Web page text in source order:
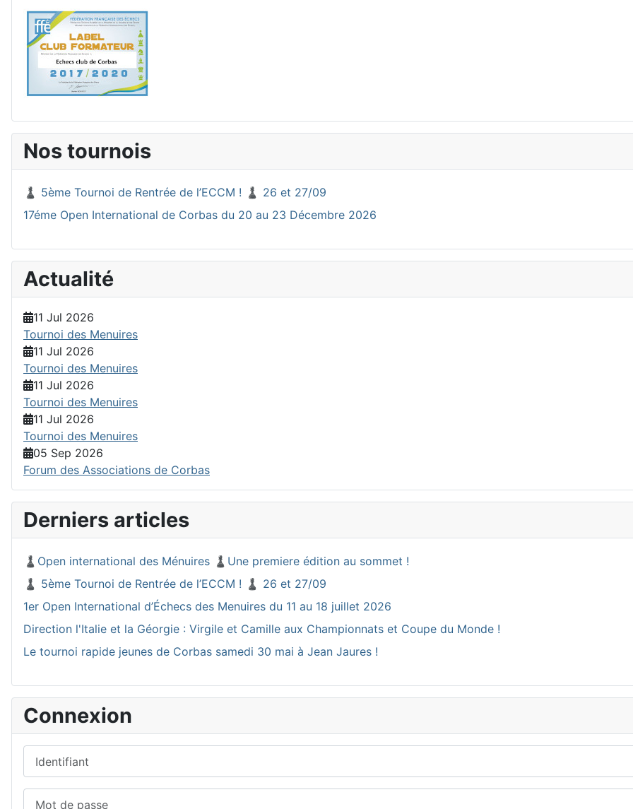
Nos tournois
♟️ 5ème Tournoi de Rentrée de l’ECCM ! ♟️ 26 et 27/09
17éme Open International de Corbas du 20 au 23 Décembre 2026
Actualité
11 Jul 2026
Tournoi des Menuires
11 Jul 2026
Tournoi des Menuires
11 Jul 2026
Tournoi des Menuires
11 Jul 2026
Tournoi des Menuires
05 Sep 2026
Forum des Associations de Corbas
Derniers articles
♟️Open international des Ménuires ♟️Une premiere édition au sommet !
♟️ 5ème Tournoi de Rentrée de l’ECCM ! ♟️ 26 et 27/09
1er Open International d’Échecs des Menuires du 11 au 18 juillet 2026
Direction l'Italie et la Géorgie : Virgile et Camille aux Championnats et Coupe du Monde !
Le tournoi rapide jeunes de Corbas samedi 30 mai à Jean Jaures !
Connexion